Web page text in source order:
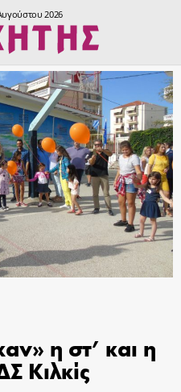
2026
η στ’ και η
Κιλκίς